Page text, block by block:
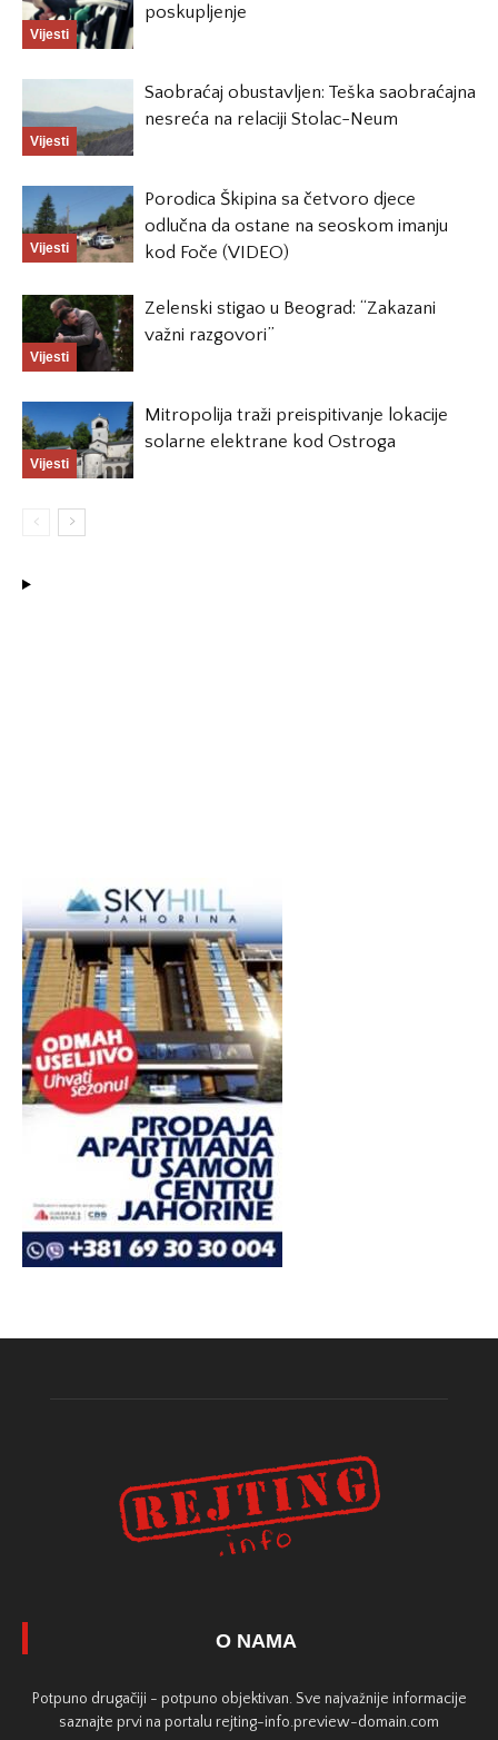
Vijesti
poskupljenje
Vijesti
Saobraćaj obustavljen: Teška saobraćajna
nesreća na relaciji Stolac-Neum
Vijesti
Porodica Škipina sa četvoro djece
odlučna da ostane na seoskom imanju
kod Foče (VIDEO)
Vijesti
Zelenski stigao u Beograd: “Zakazani
važni razgovori”
Vijesti
Mitropolija traži preispitivanje lokacije
solarne elektrane kod Ostroga
O NAMA
Potpuno drugačiji - potpuno objektivan. Sve najvažnije informacije
saznajte prvi na portalu rejting-info.preview-domain.com